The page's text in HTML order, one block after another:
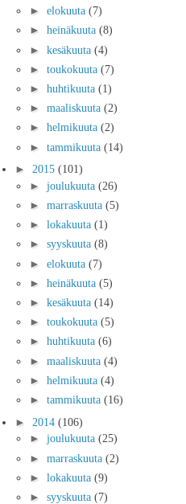
► elokuuta (7)
► heinäkuuta (8)
► kesäkuuta (4)
► toukokuuta (7)
► huhtikuuta (1)
► maaliskuuta (2)
► helmikuuta (2)
► tammikuuta (14)
► 2015 (101)
► joulukuuta (26)
► marraskuuta (5)
► lokakuuta (1)
► syyskuuta (8)
► elokuuta (7)
► heinäkuuta (5)
► kesäkuuta (14)
► toukokuuta (5)
► huhtikuuta (6)
► maaliskuuta (4)
► helmikuuta (4)
► tammikuuta (16)
► 2014 (106)
► joulukuuta (25)
► marraskuuta (2)
► lokakuuta (9)
► syyskuuta (7)